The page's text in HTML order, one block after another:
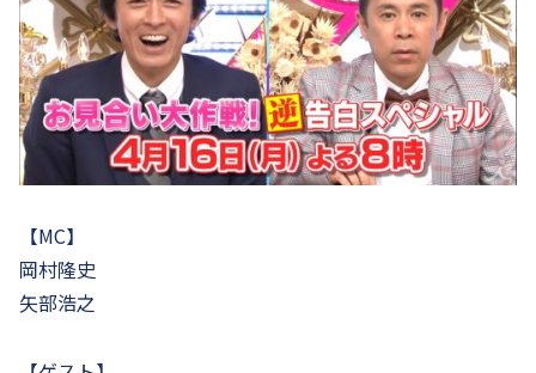
【MC】
岡村隆史
矢部浩之